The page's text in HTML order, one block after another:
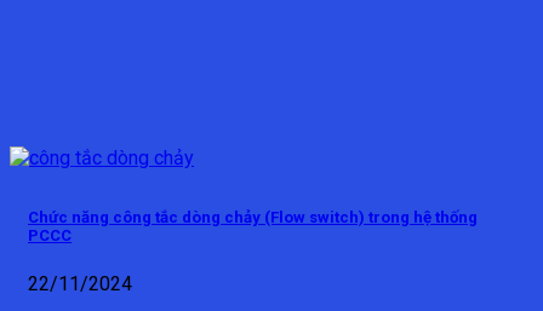
Chức năng công tắc dòng chảy (Flow switch) trong hệ thống
PCCC
22/11/2024